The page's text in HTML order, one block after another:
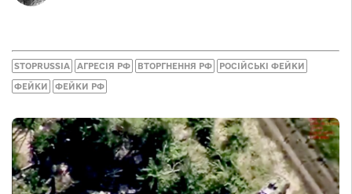
STOPRUSSIA АГРЕСІЯ РФ ВТОРГНЕННЯ РФ РОСІЙСЬКІ ФЕЙКИ
ФЕЙКИ ФЕЙКИ РФ